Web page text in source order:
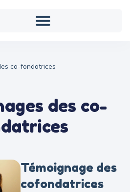
co-fondatrices
des co-
Témoignage des
cofondatrices